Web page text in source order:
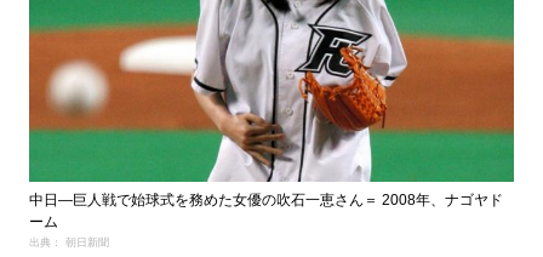
中日―巨人戦で始球式を務めた女優の吹石一恵さん＝ 2008年、ナゴヤド
ーム
出典： 朝日新聞